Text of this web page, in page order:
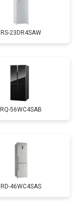
RS-23DR4SAW
RQ-56WC4SAB
RD-46WC4SAS